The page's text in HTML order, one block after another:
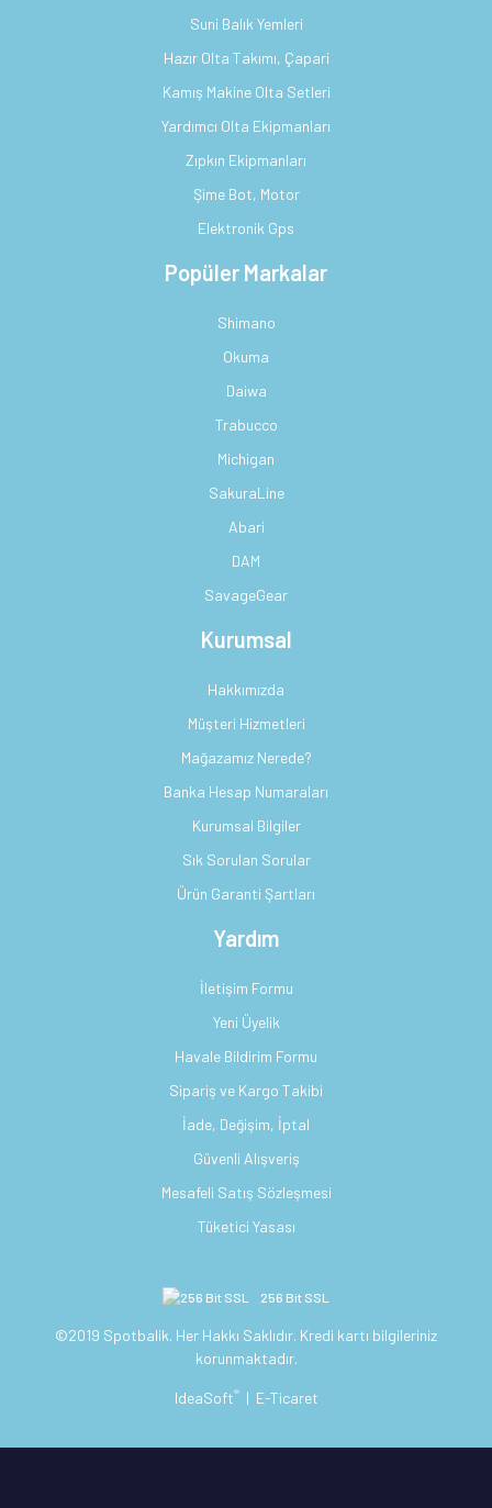
Suni Balık Yemleri
Hazır Olta Takımı, Çapari
Kamış Makine Olta Setleri
Yardımcı Olta Ekipmanları
Zıpkın Ekipmanları
Şime Bot, Motor
Elektronik Gps
Popüler Markalar
Shimano
Okuma
Daiwa
Trabucco
Michigan
SakuraLine
Abari
DAM
SavageGear
Kurumsal
Hakkımızda
Müşteri Hizmetleri
Mağazamız Nerede?
Banka Hesap Numaraları
Kurumsal Bilgiler
Sık Sorulan Sorular
Ürün Garanti Şartları
Yardım
İletişim Formu
Yeni Üyelik
Havale Bildirim Formu
Sipariş ve Kargo Takibi
İade, Değişim, İptal
Güvenli Alışveriş
Mesafeli Satış Sözleşmesi
Tüketici Yasası
256 Bit SSL
©2019 Spotbalik. Her Hakkı Saklıdır. Kredi kartı bilgileriniz
korunmaktadır.
IdeaSoft® | E-Ticaret